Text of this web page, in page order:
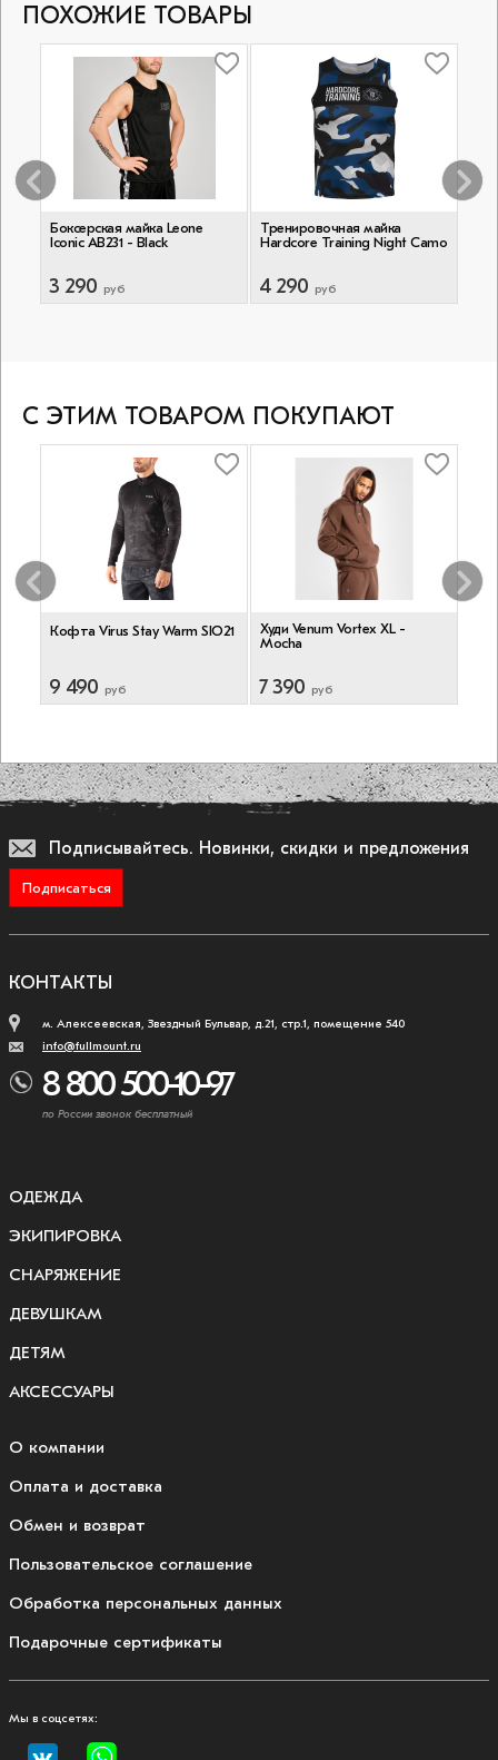
ПОХОЖИЕ ТОВАРЫ
Боксерская майка Leone
Iconic AB231 - Black
3 290 руб
Тренировочная майка
Hardcore Training Night Camo
4 290 руб
С ЭТИМ ТОВАРОМ ПОКУПАЮТ
Кофта Virus Stay Warm SIO21
9 490 руб
Худи Venum Vortex XL -
Mocha
7 390 руб
Подписывайтесь. Новинки, скидки и предложения
Подписаться
КОНТАКТЫ
м. Алексеевская, Звездный Бульвар, д.21, стр.1, помещение 540
info@fullmount.ru
8 800 500-10-97
по России звонок бесплатный
ОДЕЖДА
ЭКИПИРОВКА
СНАРЯЖЕНИЕ
ДЕВУШКАМ
ДЕТЯМ
АКСЕССУАРЫ
О компании
Оплата и доставка
Обмен и возврат
Пользовательское соглашение
Обработка персональных данных
Подарочные сертификаты
Мы в соцсетях: